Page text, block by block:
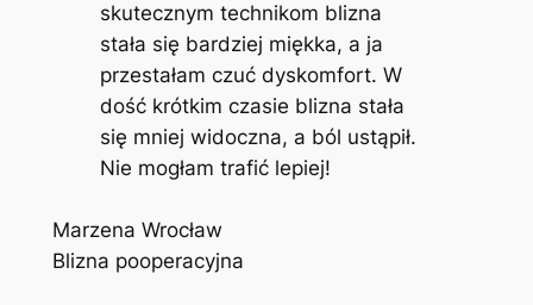
skutecznym technikom blizna
stała się bardziej miękka, a ja
przestałam czuć dyskomfort. W
dość krótkim czasie blizna stała
się mniej widoczna, a ból ustąpił.
Nie mogłam trafić lepiej!
Marzena Wrocław
Blizna pooperacyjna